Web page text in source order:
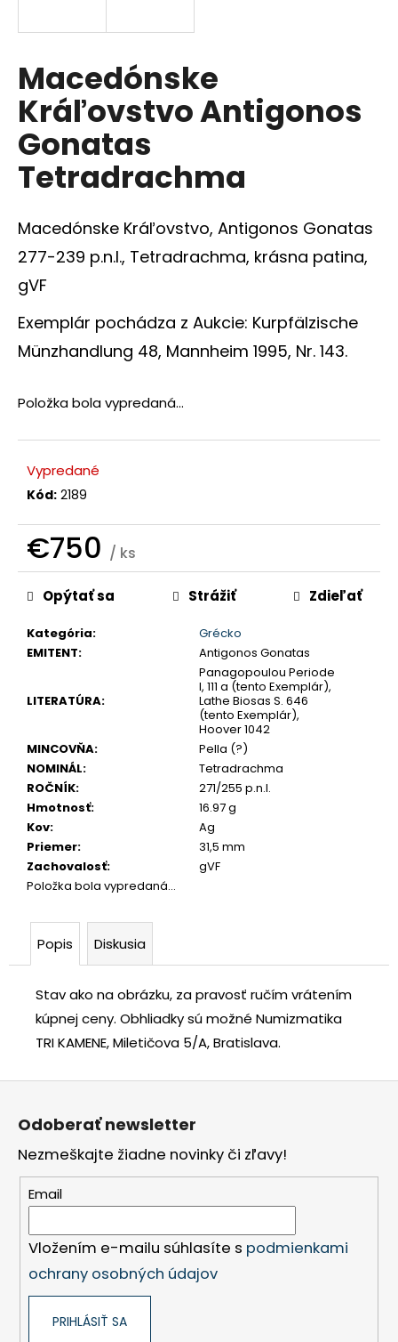
Macedónske
Kráľovstvo Antigonos
Gonatas
Tetradrachma
Macedónske Kráľovstvo, Antigonos Gonatas
277-239 p.n.l., Tetradrachma, krásna patina,
gVF
Exemplár pochádza z Aukcie: Kurpfälzische
Münzhandlung 48, Mannheim 1995, Nr. 143.
Položka bola vypredaná…
Vypredané
Kód: 2189
€750 / ks
Jednotková
cena:
Kategória:
Grécko
EMITENT: Antigonos Gonatas
LITERATÚRA:
Panagopoulou Periode
I, 111 a (tento Exemplár),
Lathe Biosas S. 646
(tento Exemplár),
Hoover 1042
MINCOVŇA:
Pella (?)
NOMINÁL:
Tetradrachma
ROČNÍK:
271/255 p.n.l.
Hmotnosť:
16.97 g
Kov:
Ag
Priemer:
31,5 mm
Zachovalosť:
gVF
Položka bola vypredaná…
Opýtať sa Strážiť Zdieľať
Popis Diskusia
Stav ako na obrázku, za pravosť ručím vrátením
kúpnej ceny. Obhliadky sú možné Numizmatika
TRI KAMENE, Miletičova 5/A, Bratislava.
s
ť
?
O
d
p
o
č
m
e
JOZEF
KREMNICA
Z
Odoberať newsletter
Nezmeškajte žiadne novinky či zľavy!
Email
Vložením e-mailu súhlasíte s podmienkami
ochrany osobných údajov
PRIHLÁSIŤ SA